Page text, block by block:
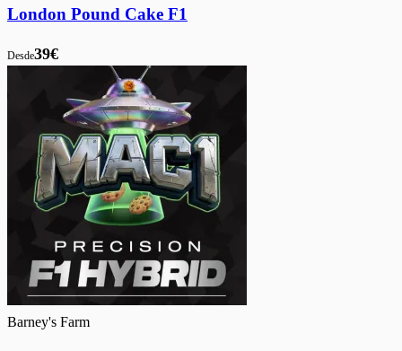
London Pound Cake F1
Desde39€
Barney's Farm